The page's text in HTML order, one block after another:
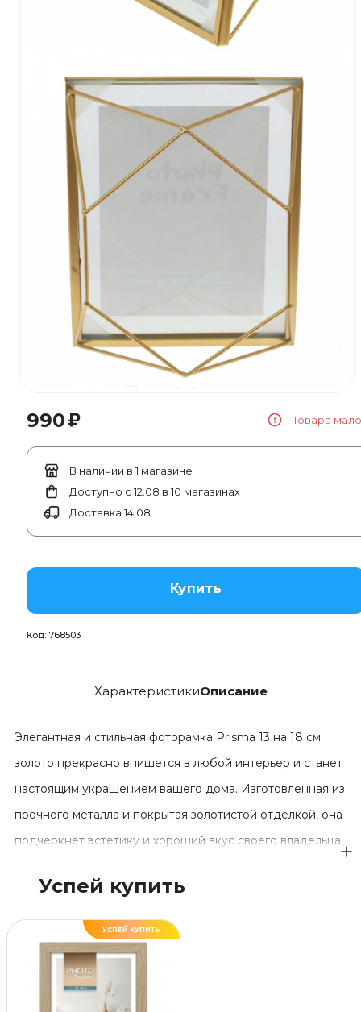
990₽ Товара мало
В наличии в 1 магазине
Доступно с 12.08 в 10 магазинах
Доставка 14.08
Купить
Код: 768503
ХарактеристикиОписание
Элегантная и стильная фоторамка Prisma 13 на 18 см
золото прекрасно впишется в любой интерьер и станет
настоящим украшением вашего дома. Изготовленная из
прочного металла и покрытая золотистой отделкой, она
подчеркнет эстетику и хороший вкус своего владельца.
130х180 мм, идеально подходит для создания
индивидуальных композиций или подарка, что делает
ее отличным выбором для тех, кто ценит красоту и уют.
Благодаря своей универсальности, эта фоторамка
станет прекрасным подарком для любого повода.
Успей купить
УСПЕЙ КУПИТЬ